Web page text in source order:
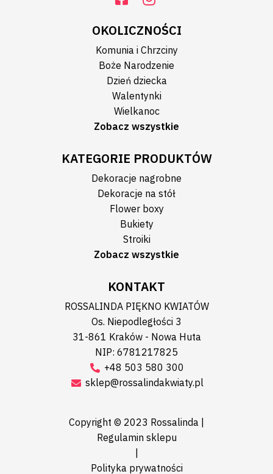
OKOLICZNOŚCI
Komunia i Chrzciny
Boże Narodzenie
Dzień dziecka
Walentynki
Wielkanoc
Zobacz wszystkie
KATEGORIE PRODUKTÓW
Dekoracje nagrobne
Dekoracje na stół
Flower boxy
Bukiety
Stroiki
Zobacz wszystkie
KONTAKT
ROSSALINDA PIĘKNO KWIATÓW
Os. Niepodległości 3
31-861 Kraków - Nowa Huta
NIP: 6781217825
+48 503 580 300
sklep@rossalindakwiaty.pl
Copyright © 2023 Rossalinda |
Regulamin sklepu
Polityka prywatności